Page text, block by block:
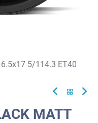
6.5x17 5/114.3 ET40
MATT